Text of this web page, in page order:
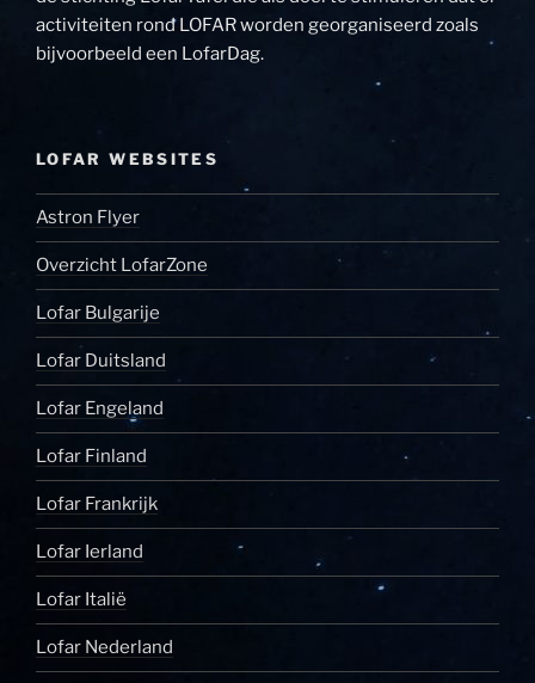
activiteiten rond LOFAR worden georganiseerd zoals
bijvoorbeeld een LofarDag.
LOFAR WEBSITES
Astron Flyer
Overzicht LofarZone
Lofar Bulgarije
Lofar Duitsland
Lofar Engeland
Lofar Finland
Lofar Frankrijk
Lofar Ierland
Lofar Italië
Lofar Nederland